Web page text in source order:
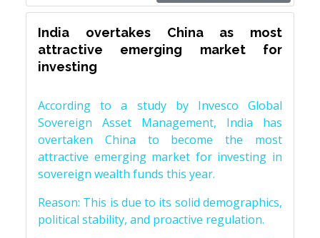
India overtakes China as most
attractive emerging market for
investing
According to a study by Invesco Global
Sovereign Asset Management, India has
overtaken China to become the most
attractive emerging market for investing in
sovereign wealth funds this year.
Reason: This is due to its solid demographics,
political stability, and proactive regulation.